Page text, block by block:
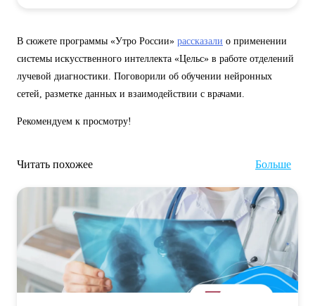
В сюжете программы «Утро России» рассказали о применении
системы искусственного интеллекта «Цельс» в работе отделений
лучевой диагностики. Поговорили об обучении нейронных
сетей, разметке данных и взаимодействии с врачами.
Рекомендуем к просмотру!
Читать похожее Больше